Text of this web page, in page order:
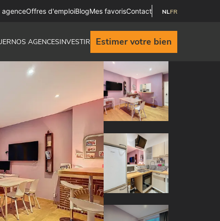
agenceOffres d'emploiBlogMes favorisContact NLFR
NOS AGENCESINVESTIR Estimer votre bien